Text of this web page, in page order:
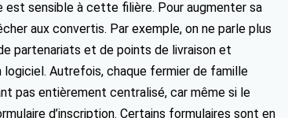
est sensible à cette filière. Pour augmenter sa
aux convertis. Par exemple, on ne parle plus
partenariats et de points de livraison et
logiciel. Autrefois, chaque fermier de famille
pas entièrement centralisé, car même si le
d’inscription. Certains formulaires sont en